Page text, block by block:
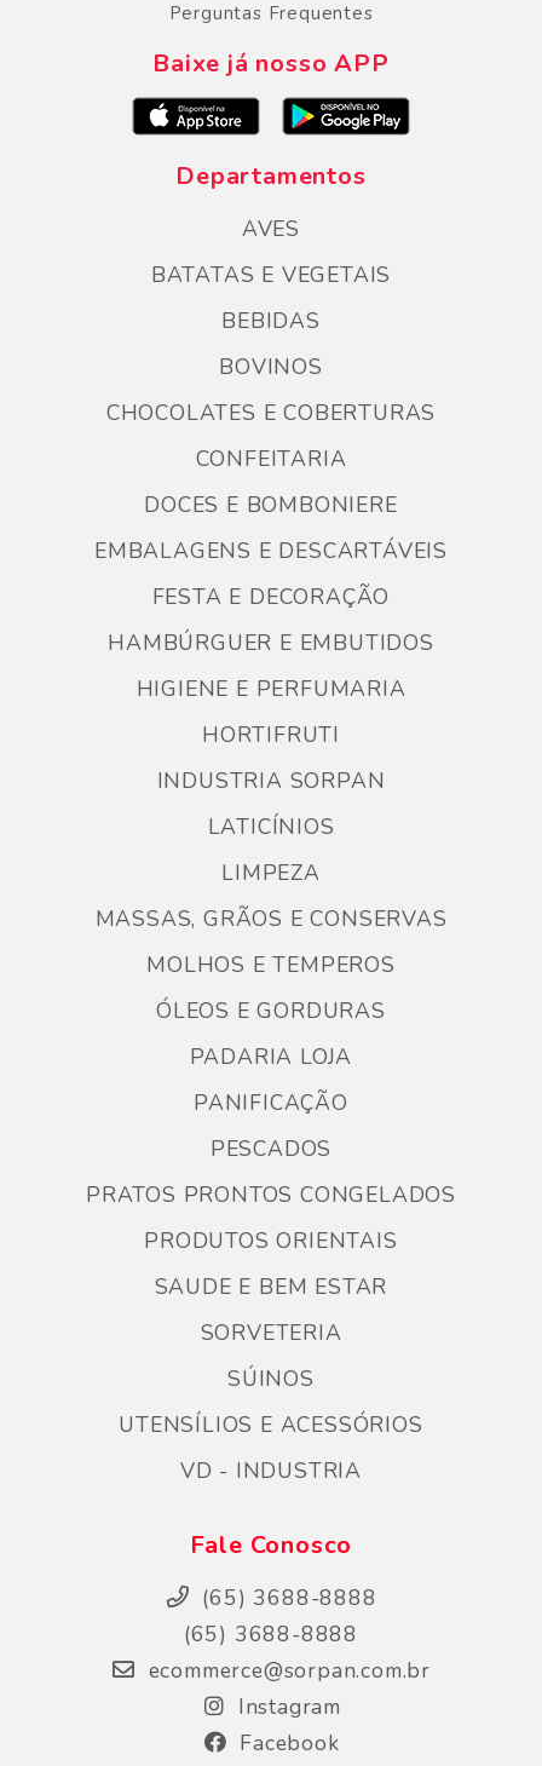
Perguntas Frequentes
Baixe já nosso APP
Departamentos
AVES
BATATAS E VEGETAIS
BEBIDAS
BOVINOS
CHOCOLATES E COBERTURAS
CONFEITARIA
DOCES E BOMBONIERE
EMBALAGENS E DESCARTÁVEIS
FESTA E DECORAÇÃO
HAMBÚRGUER E EMBUTIDOS
HIGIENE E PERFUMARIA
HORTIFRUTI
INDUSTRIA SORPAN
LATICÍNIOS
LIMPEZA
MASSAS, GRÃOS E CONSERVAS
MOLHOS E TEMPEROS
ÓLEOS E GORDURAS
PADARIA LOJA
PANIFICAÇÃO
PESCADOS
PRATOS PRONTOS CONGELADOS
PRODUTOS ORIENTAIS
SAUDE E BEM ESTAR
SORVETERIA
SÚINOS
UTENSÍLIOS E ACESSÓRIOS
VD - INDUSTRIA
Fale Conosco
(65) 3688-8888
(65) 3688-8888
ecommerce@sorpan.com.br
Instagram
Facebook